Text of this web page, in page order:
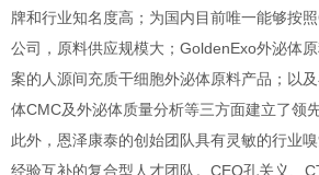
牌和行业知名度高；为国内目前唯一能够按
公司，原料供应规模大；GoldenExo外泌体
案的人源间充质干细胞外泌体原料产品；以
体CMC及外泌体质量分析等三方面建立了领
此外，恩泽康泰的创始团队具有灵敏的行业
经验互补的复合型人才团队。CEO孔关义、